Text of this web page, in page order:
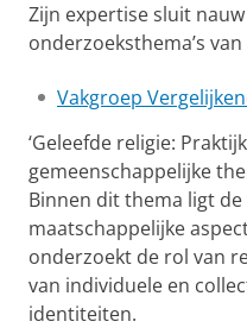
Zijn expertise sluit
onderzoeksthema’s
Vakgroep
‘Geleefde religie:
gemeenschappelijke
Binnen dit thema ligt
maatschappelijke
onderzoekt de rol van
van individuele en
identiteiten.